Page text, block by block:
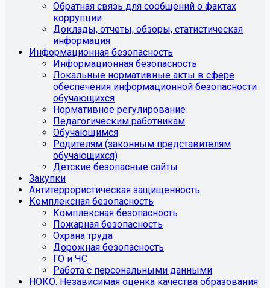
Обратная связь для сообщений о фактах
коррупции
Доклады, отчеты, обзоры, статистическая
информация
Информационная безопасность
Информационная безопасность
Локальные нормативные акты в сфере
обеспечения информационной безопасности
обучающихся
Нормативное регулирование
Педагогическим работникам
Обучающимся
Родителям (законным представителям
обучающихся)
Детские безопасные сайты
Закупки
Антитеррористическая защищенность
Комплексная безопасность
Комплексная безопасность
Пожарная безопасность
Охрана труда
Дорожная безопасность
ГО и ЧС
Работа с персональными данными
НОКО. Независимая оценка качества образования